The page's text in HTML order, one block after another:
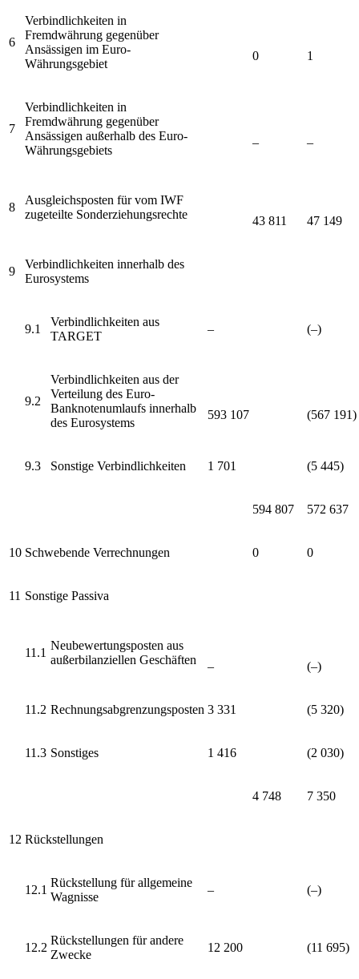
6
Verbindlichkeiten in
Fremdwährung gegenüber
Ansässigen im Euro-
Währungsgebiet
0 1
7
Verbindlichkeiten in
Fremdwährung gegenüber
Ansässigen außerhalb des Euro-
Währungsgebiets
– –
8
Ausgleichsposten für vom IWF
zugeteilte Sonderziehungsrechte
43 811 47 149
9
Verbindlichkeiten innerhalb des
Eurosystems
9.1
Verbindlichkeiten aus
TARGET
– (–)
9.2
Verbindlichkeiten aus der
Verteilung des Euro-
Banknotenumlaufs innerhalb
des Eurosystems
593 107 (567 191)
9.3 Sonstige Verbindlichkeiten 1 701 (5 445)
594 807 572 637
10 Schwebende Verrechnungen 0 0
11 Sonstige Passiva
11.1
Neubewertungsposten aus
außerbilanziellen Geschäften
– (–)
11.2 Rechnungsabgrenzungsposten 3 331 (5 320)
11.3 Sonstiges 1 416 (2 030)
4 748 7 350
12 Rückstellungen
12.1
Rückstellung für allgemeine
Wagnisse
– (–)
12.2
Rückstellungen für andere
Zwecke
12 200 (11 695)